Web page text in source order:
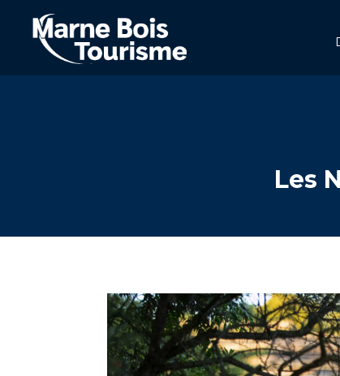
contenu
principal
Les